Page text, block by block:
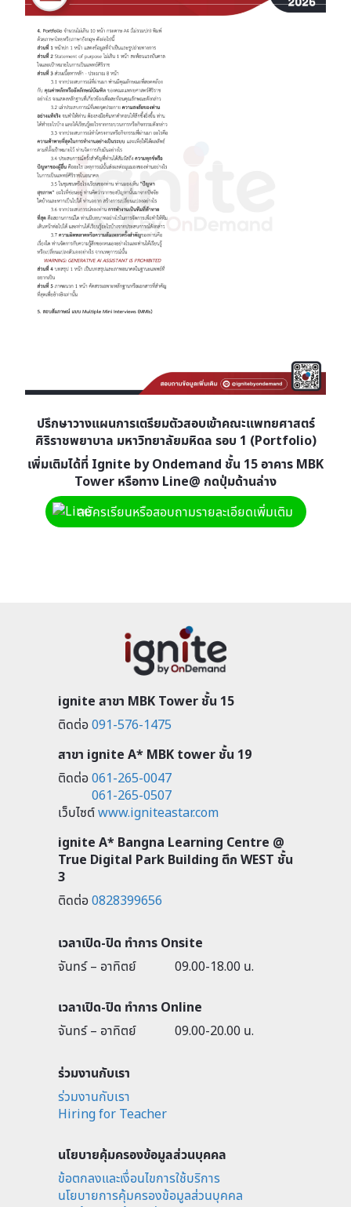
ปรึกษาวางแผนการเตรียมตัวสอบเข้าคณะแพทยศาสตร์
ศิริราชพยาบาล มหาวิทยาลัยมหิดล รอบ 1 (Portfolio)
เพิ่มเติมได้ที่ Ignite by Ondemand ชั้น 15 อาคาร MBK
Tower หรือทาง Line@ กดปุ่มด้านล่าง
สมัครเรียนหรือสอบถามรายละเอียดเพิ่มเติม
ignite สาขา MBK Tower ชั้น 15
ติดต่อ091-576-1475
สาขา ignite A* MBK tower ชั้น 19
ติดต่อ061-265-0047
061-265-0507
เว็บไซต์www.igniteastar.com
ignite A* Bangna Learning Centre @
True Digital Park Building ตึก WEST ชั้น
3
ติดต่อ0828399656
เวลาเปิด-ปิด ทำการ Onsite
จันทร์ – อาทิตย์
09.00-18.00 น.
เวลาเปิด-ปิด ทำการ Online
จันทร์ – อาทิตย์
09.00-20.00 น.
ร่วมงานกับเรา
ร่วมงานกับเรา
Hiring for Teacher
นโยบายคุ้มครองข้อมูลส่วนบุคคล
ข้อตกลงและเงื่อนไขการใช้บริการ
นโยบายการคุ้มครองข้อมูลส่วนบุคคล